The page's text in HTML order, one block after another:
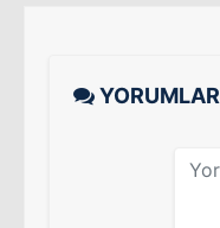
YORUMLAR